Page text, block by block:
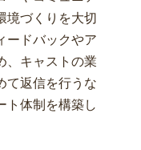
境づくりを大切
ードバックやア
、キャストの業
て返信を行うな
ト体制を構築し